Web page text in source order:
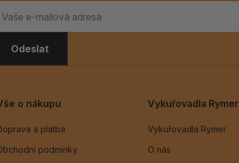
Odeslat
o nákupu
a platba
podmínky
Vykuřovadla Rymer
Vykuřovadla Rymer
O nás